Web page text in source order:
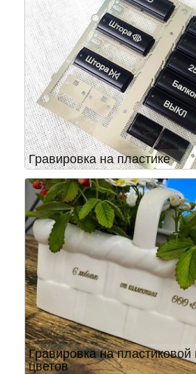
Гравировка на пластике
Гравировка на пластиковой
цветов